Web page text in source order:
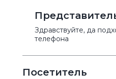
Здравствуйте, да
телефона
Посетитель